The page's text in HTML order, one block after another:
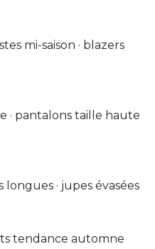
mi-saison · blazers
· pantalons taille haute
longues · jupes évasées
tendance automne